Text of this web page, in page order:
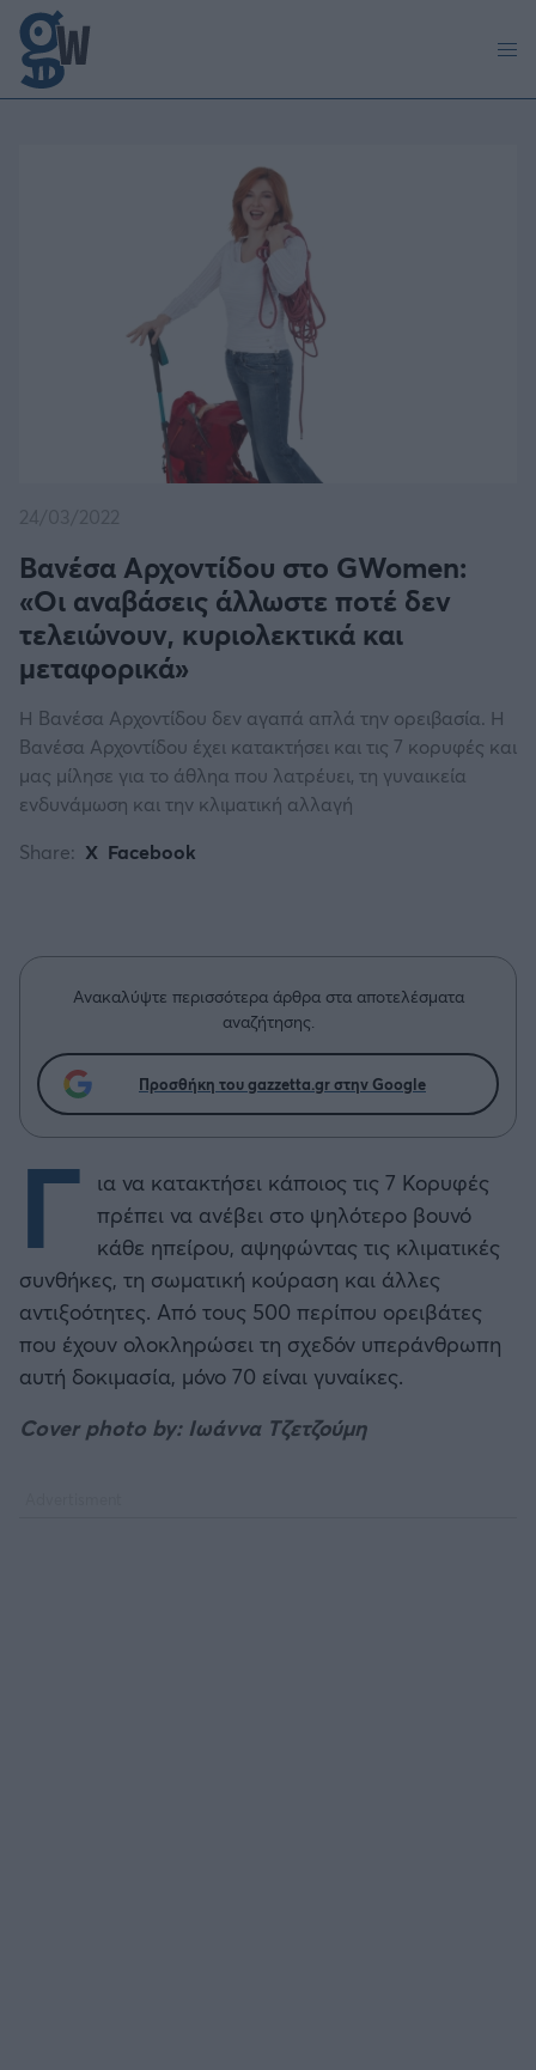
Παράκαμψη προς το κυρίως περιεχόμενο
Βανέσα Αρχοντίδου στο GWomen:
«Οι αναβάσεις άλλωστε ποτέ δεν
τελειώνουν, κυριολεκτικά και
μεταφορικά»
Η Βανέσα Αρχοντίδου δεν αγαπά απλά την ορειβασία. Η
Βανέσα Αρχοντίδου έχει κατακτήσει και τις 7 κορυφές και
μας μίλησε για το άθληα που λατρέυει, τη γυναικεία
ενδυνάμωση και την κλιματική αλλαγή
Share: X Facebook
Ανακαλύψτε περισσότερα άρθρα στα αποτελέσματα
αναζήτησης.
Προσθήκη του gazzetta.gr στην Google
Γ
ια να κατακτήσει κάποιος τις 7 Κορυφές
πρέπει να ανέβει στο ψηλότερο βουνό
κάθε ηπείρου, αψηφώντας τις κλιματικές
συνθήκες, τη σωματική κούραση και άλλες
αντιξοότητες. Από τους 500 περίπου ορειβάτες
που έχουν ολοκληρώσει τη σχεδόν υπεράνθρωπη
αυτή δοκιμασία, μόνο 70 είναι γυναίκες.
Cover photo by: Ιωάννα Τζετζούμη